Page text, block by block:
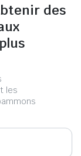
des
les